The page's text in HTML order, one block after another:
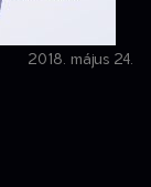
2018. május 24.